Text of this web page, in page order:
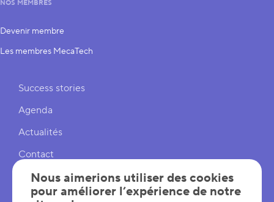
NOS MEMBRES
Devenir membre
Les membres MecaTech
Liens rapides
Success stories
Agenda
Actualités
Contact
Cookies
Réglages cookies
Nous aimerions utiliser des cookies
pour améliorer l’expérience de notre